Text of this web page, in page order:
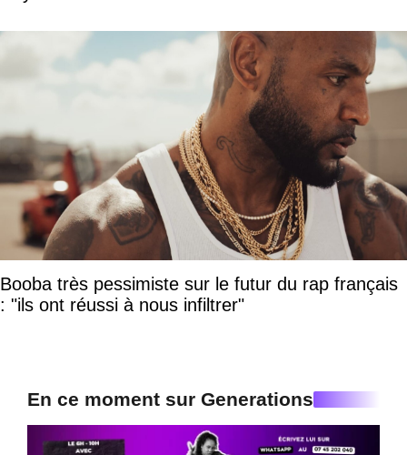
Booba très pessimiste sur le futur du rap français
: "ils ont réussi à nous infiltrer"
En ce moment sur Generations